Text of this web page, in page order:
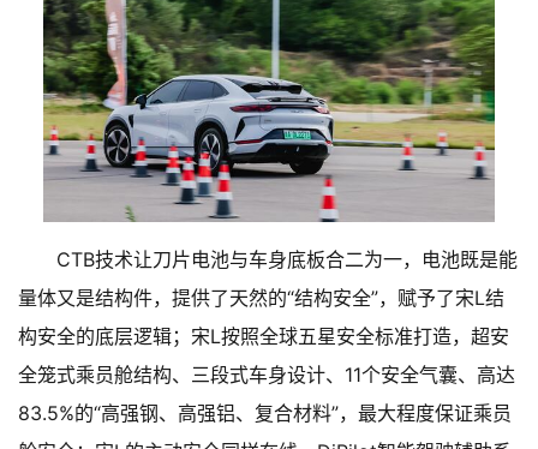
CTB技术让刀片电池与车身底板合二为一，电池既是能
量体又是结构件，提供了天然的“结构安全”，赋予了宋L结
构安全的底层逻辑；宋L按照全球五星安全标准打造，超安
全笼式乘员舱结构、三段式车身设计、11个安全气囊、高达
83.5%的“高强钢、高强铝、复合材料”，最大程度保证乘员